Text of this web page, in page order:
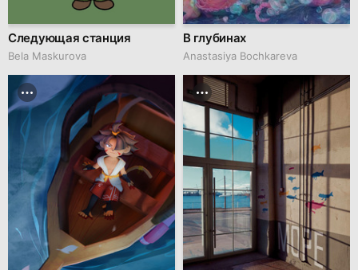
Следующая станция
Bela Maskurova
В глубинах
Anastasiya Bochkareva